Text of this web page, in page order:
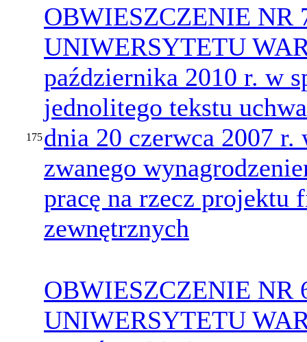
175
OBWIESZCZENIE NR
UNIWERSYTETU
października 2010 r. w
jednolitego tekstu
dnia 20 czerwca 2007
zwanego
pracę na rzecz projektu
zewnętrznych
OBWIESZCZENIE NR
UNIWERSYTETU